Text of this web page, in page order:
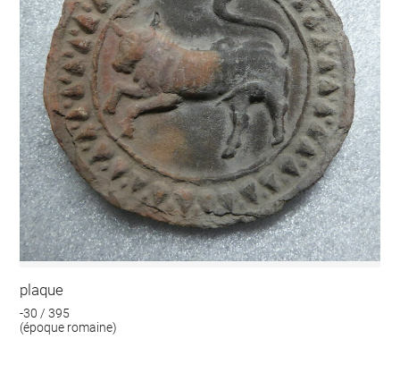
plaque
-30 / 395
(époque romaine)